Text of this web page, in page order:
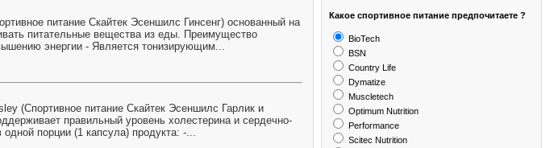
питание Скайтек Эсеншилс Гинсенг) основанный на
питательные вещества из еды. Преимущество
энергии - Является тонизирующим...
(Спортивное питание Скайтек Эсеншилс Гарлик и
правильный уровень холестерина и сердечно-
порции (1 капсула) продукта: -...
Какое спортивное питание предпочитаете ?
BioTech
BSN
Country Life
Dymatize
Muscletech
Optimum Nutrition
Performance
Scitec Nutrition